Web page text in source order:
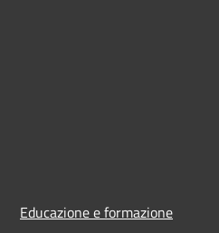
Educazione e formazione